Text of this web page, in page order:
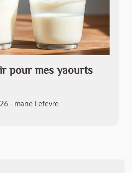
pour mes yaourts
- marie Lefevre